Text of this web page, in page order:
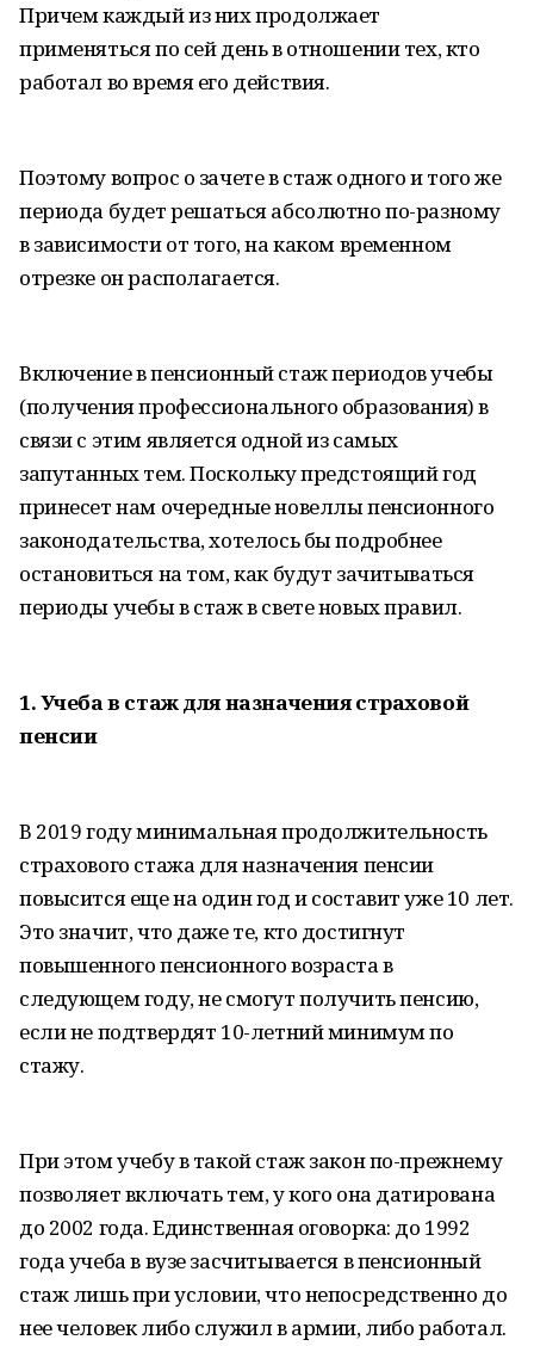
Причем каждый из них продолжает
применяться по сей день в отношении тех, кто
работал во время его действия.
Поэтому вопрос о зачете в стаж одного и того же
периода будет решаться абсолютно по-разному
в зависимости от того, на каком временном
отрезке он располагается.
Включение в пенсионный стаж периодов учебы
(получения профессионального образования) в
связи с этим является одной из самых
запутанных тем. Поскольку предстоящий год
принесет нам очередные новеллы пенсионного
законодательства, хотелось бы подробнее
остановиться на том, как будут зачитываться
периоды учебы в стаж в свете новых правил.
1. Учеба в стаж для назначения страховой
пенсии
В 2019 году минимальная продолжительность
страхового стажа для назначения пенсии
повысится еще на один год и составит уже 10 лет.
Это значит, что даже те, кто достигнут
повышенного пенсионного возраста в
следующем году, не смогут получить пенсию,
если не подтвердят 10-летний минимум по
стажу.
При этом учебу в такой стаж закон по-прежнему
позволяет включать тем, у кого она датирована
до 2002 года. Единственная оговорка: до 1992
года учеба в вузе засчитывается в пенсионный
стаж лишь при условии, что непосредственно до
нее человек либо служил в армии, либо работал.